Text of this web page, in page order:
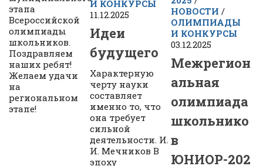
этапа
Всероссийской
олимпиады
школьников.
Поздравляем
наших ребят!
Желаем удачи
на
региональном
этапе!
И КОНКУРСЫ
11.12.2025
Идеи
будущего
Характерную
черту науки
составляет
именно то, что
она требует
сильной
деятельности. И.
И. Мечников В
эпоху
НОВОСТИ /
ОЛИМПИАДЫ
И КОНКУРСЫ
03.12.2025
Межрегион
альная
олимпиада
школьнико
в
ЮНИОР-202